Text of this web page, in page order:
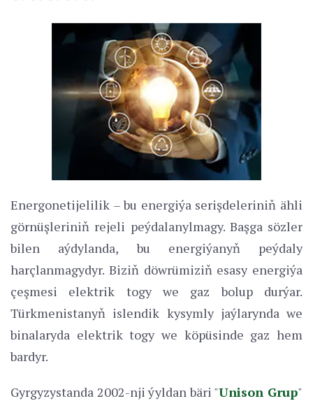
Energonetijelilik – bu energiýa serişdeleriniň ähli
görnüşleriniň rejeli peýdalanylmagy. Başga sözler
bilen aýdylanda, bu energiýanyň peýdaly
harçlanmagydyr. Biziň döwrümiziň esasy energiýa
çeşmesi elektrik togy we gaz bolup durýar.
Türkmenistanyň islendik kysymly jaýlarynda we
binalaryda elektrik togy we köpüsinde gaz hem
bardyr.
Gyrgyzystanda 2002-nji ýyldan bäri "Unison Grup"